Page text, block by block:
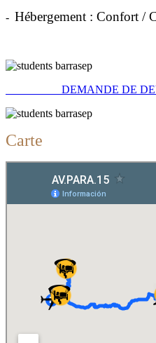
- Hébergement : Confort /
DEMANDE
Carte